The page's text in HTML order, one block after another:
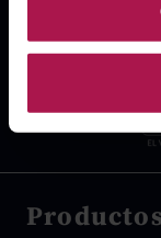
Productos